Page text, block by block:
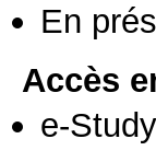
En
Accès
e-